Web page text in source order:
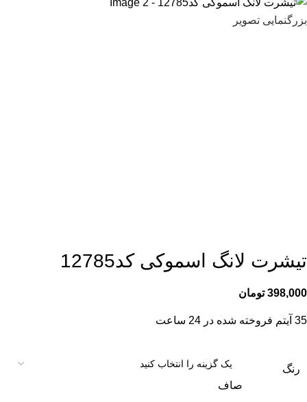
بزرگنمایی تصویر
تیشرت لانگ اسموکی کد12785
398,000 تومان
35 آیتم فروخته شده در 24 ساعت
رنگ
صاف